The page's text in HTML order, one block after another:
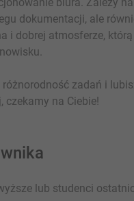
dokumentacji, ale
i dobrej atmosferze,
zadań i
czekamy na Ciebie!
lub studenci